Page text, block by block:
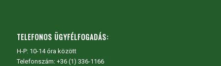
TELEFONOS ÜGYFÉLFOGADÁS:
H-P: 10-14 óra között
Telefonszám: +36 (1) 336-1166